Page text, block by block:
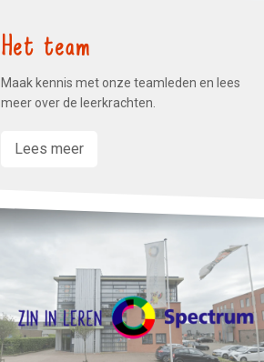
Het team
Maak kennis met onze teamleden en lees
meer over de leerkrachten.
Lees meer